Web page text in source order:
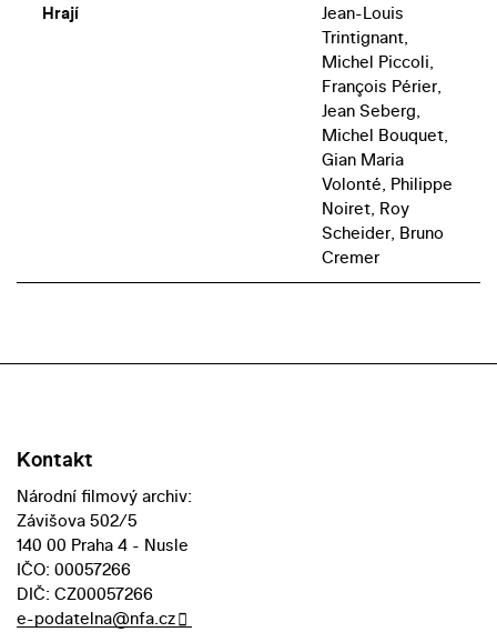
Hrají
Jean-Louis
Trintignant,
Michel Piccoli,
François Périer,
Jean Seberg,
Michel Bouquet,
Gian Maria
Volonté, Philippe
Noiret, Roy
Scheider, Bruno
Cremer
Kontakt
Národní filmový archiv:
Závišova 502/5
140 00 Praha 4 - Nusle
IČO: 00057266
DIČ: CZ00057266
e-podatelna@nfa.cz